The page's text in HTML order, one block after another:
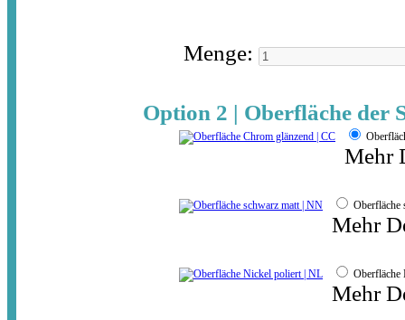
Menge:
Option 2 | Oberfläche der
Mehr
Mehr
Mehr